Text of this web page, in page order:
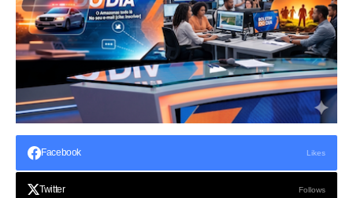
Facebook Likes
Twitter Follows